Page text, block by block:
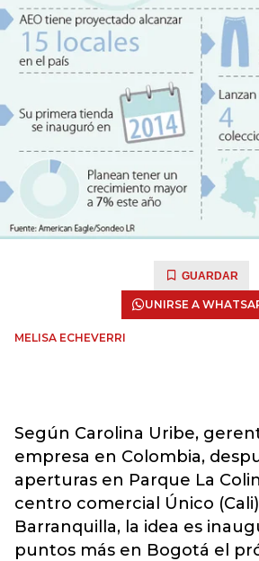
GUARDAR
UNIRSE A
MELISA ECHEVERRI
Según Carolina Uribe,
empresa en Colombia,
aperturas en Parque La
centro comercial Único (Cali)
Barranquilla, la idea es
puntos más en Bogotá el